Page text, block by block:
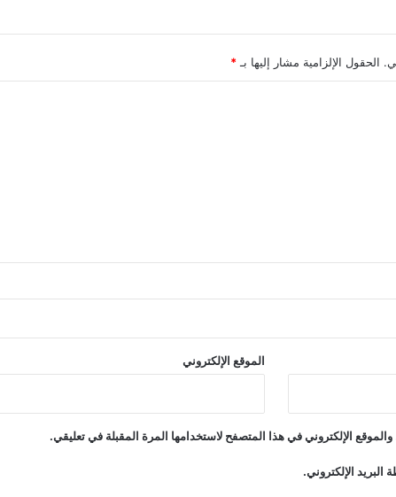
الحقول الإلزامية مشار إليها بـ *
الموقع الإلكتروني
الإلكتروني في هذا المتصفح لاستخدامها المرة المقبلة في تعليقي.
البريد الإلكتروني.